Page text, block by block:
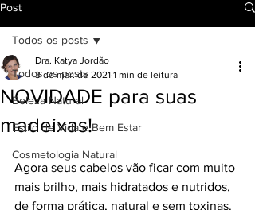
Post
Todos os posts
Beleza Natural
Estilo de Vida e Bem Estar
Cosmetologia Natural
Todos os posts
NOVIDADE para suas
madeixas!
Dra. Katya Jordão
3 de mar. de 2021 1 min de leitura
Agora seus cabelos vão ficar com muito
mais brilho, mais hidratados e nutridos,
de forma prática, natural e sem toxinas.